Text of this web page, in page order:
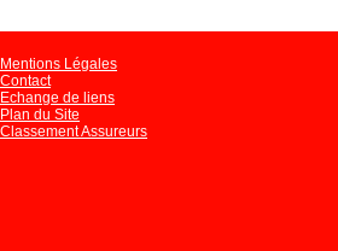
Mentions Légales
Contact
Echange de liens
Plan du Site
Classement Assureurs